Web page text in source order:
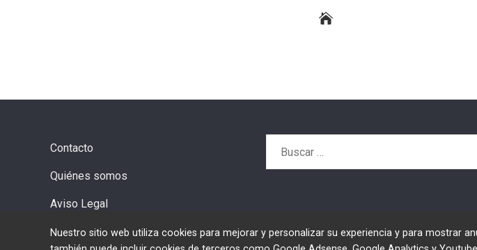
Nuestro sitio web utiliza cookies para mejorar y personalizar su experiencia y para mostrar
Contacto
Quiénes somos
Aviso Legal